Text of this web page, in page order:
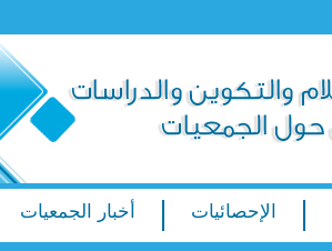
الإحصائيات أخبار الجمعيات